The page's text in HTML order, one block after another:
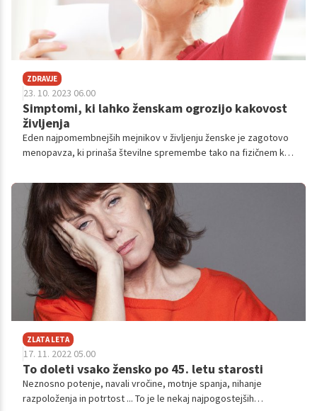
ZDRAVJE
23. 10. 2023 06.00
Simptomi, ki lahko ženskam ogrozijo kakovost
življenja
Eden najpomembnejših mejnikov v življenju ženske je zagotovo
menopavza, ki prinaša številne spremembe tako na fizičnem kot
so lahko pri nekaterih ženskah zelo intenzivni, a brez skrbi. Če
boste razumele, kaj se v vašem telesu pravzaprav dogaja, in se
podučile, kako ohraniti hormone v harmoniji, boste lahko
zaživele izpolnjeno in brezskrbno tudi v obdobju menopavze.
ZLATA LETA
17. 11. 2022 05.00
To doleti vsako žensko po 45. letu starosti
Neznosno potenje, navali vročine, motnje spanja, nihanje
razpoloženja in potrtost ... To je le nekaj najpogostejših